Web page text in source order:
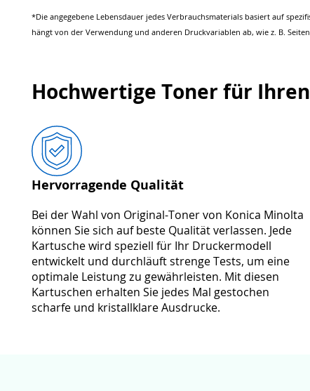
*Die angegebene Lebensdauer jedes Verbrauchsmaterials basiert auf
hängt von der Verwendung und anderen Druckvariablen ab, wie z. B.
Hochwertige Toner für
Hervorragende Qualität
Bei der Wahl von Original-Toner von Konica Minolta
können Sie sich auf beste Qualität verlassen. Jede
Kartusche wird speziell für Ihr Druckermodell
entwickelt und durchläuft strenge Tests, um eine
optimale Leistung zu gewährleisten. Mit diesen
Kartuschen erhalten Sie jedes Mal gestochen
scharfe und kristallklare Ausdrucke.